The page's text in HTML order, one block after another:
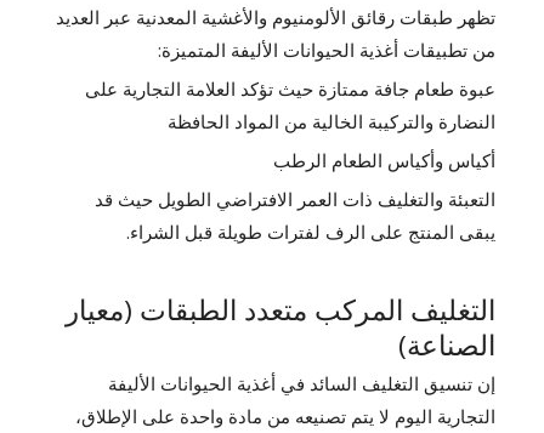
تظهر طبقات رقائق الألومنيوم والأغشية المعدنية عبر العديد
من تطبيقات أغذية الحيوانات الأليفة المتميزة:
عبوة طعام جافة ممتازة حيث تؤكد العلامة التجارية على
النضارة والتركيبة الخالية من المواد الحافظة
أكياس وأكياس الطعام الرطب
التعبئة والتغليف ذات العمر الافتراضي الطويل حيث قد
يبقى المنتج على الرف لفترات طويلة قبل الشراء.
التغليف المركب متعدد الطبقات (معيار
الصناعة)
إن تنسيق التغليف السائد في أغذية الحيوانات الأليفة
التجارية اليوم لا يتم تصنيعه من مادة واحدة على الإطلاق،